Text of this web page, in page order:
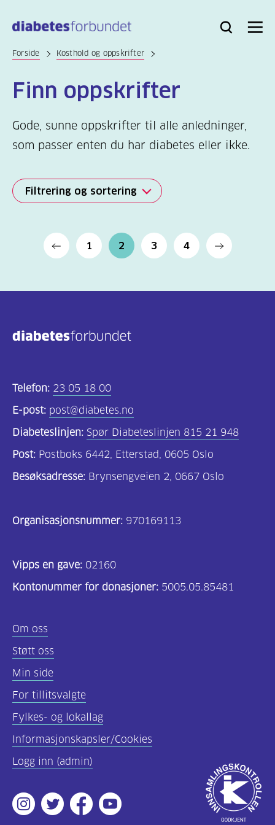
hovedinnhold
Bli
Logg
Søk Meny
Forside Kosthold og oppskrifter
Finn oppskrifter
Gode, sunne oppskrifter til alle anledninger,
som passer enten du har diabetes eller ikke.
Filtrering og sortering
Alle
(524)
(72)
(47)
Forretter
(25)
Småretter
(118)
(54)
(9)
Suppe
(43)
Frokost
(4)
Lunsj
og
(105)
1 2 3 4
Telefon: 23 05 18 00
E-post: post@diabetes.no
Diabeteslinjen: Spør Diabeteslinjen 815 21 948
Post: Postboks 6442, Etterstad, 0605 Oslo
Besøksadresse: Brynsengveien 2, 0667 Oslo
Organisasjonsnummer: 970169113
Vipps en gave: 02160
Kontonummer for donasjoner: 5005.05.85481
Om oss
Støtt oss
Min side
For tillitsvalgte
Fylkes- og lokallag
Informasjonskapsler/Cookies
Logg inn (admin)
Instagram
TwitterFacebookYoutube
Godkjent
av